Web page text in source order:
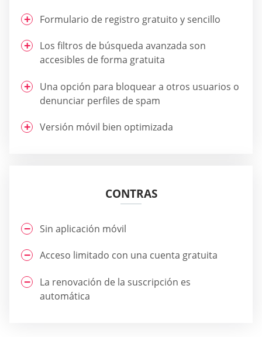
Formulario de registro gratuito y sencillo
Los filtros de búsqueda avanzada son
accesibles de forma gratuita
Una opción para bloquear a otros usuarios o
denunciar perfiles de spam
Versión móvil bien optimizada
CONTRAS
Sin aplicación móvil
Acceso limitado con una cuenta gratuita
La renovación de la suscripción es
automática